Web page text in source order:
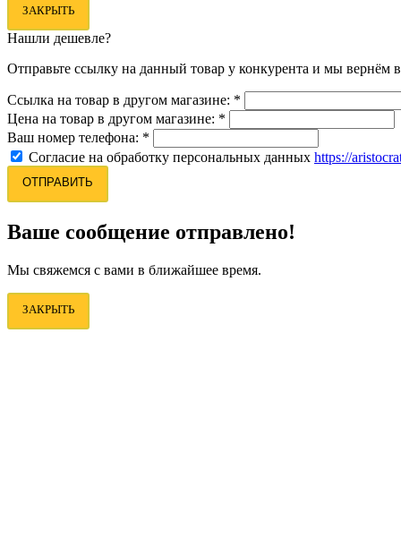
ЗАКРЫТЬ
Нашли дешевле?
Отправьте ссылку на данный товар у конкурента и мы вернём
Ссылка на товар в другом магазине: *
Цена на товар в другом магазине: *
Ваш номер телефона: *
Согласие на обработку персональных данных https://
ОТПРАВИТЬ
Ваше сообщение отправлено!
Мы свяжемся с вами в ближайшее время.
ЗАКРЫТЬ